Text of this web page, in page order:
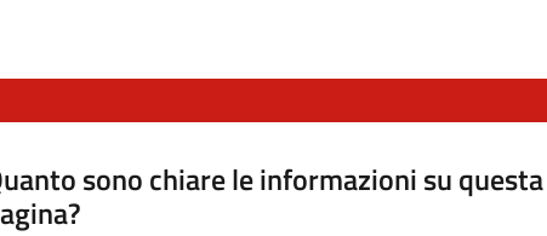
sono chiare le informazioni su questa